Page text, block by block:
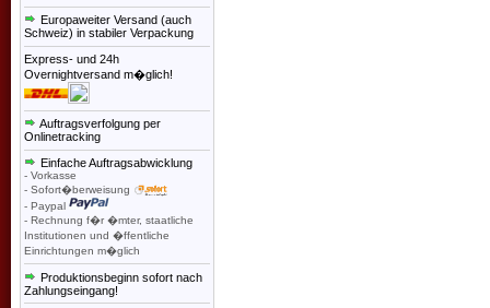
Europaweiter Versand (auch
Schweiz) in stabiler Verpackung
Express- und 24h
Overnightversand m�glich!
Auftragsverfolgung per
Onlinetracking
Einfache Auftragsabwicklung
- Vorkasse
- Sofort�berweisung
- Paypal
- Rechnung f�r �mter, staatliche
Institutionen und �ffentliche
Einrichtungen m�glich
Produktionsbeginn sofort nach
Zahlungseingang!